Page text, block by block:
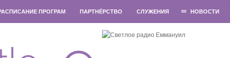
ПРОГРАМ ПАРТНЁРСТВО СЛУЖЕНИЯ НОВОСТИ